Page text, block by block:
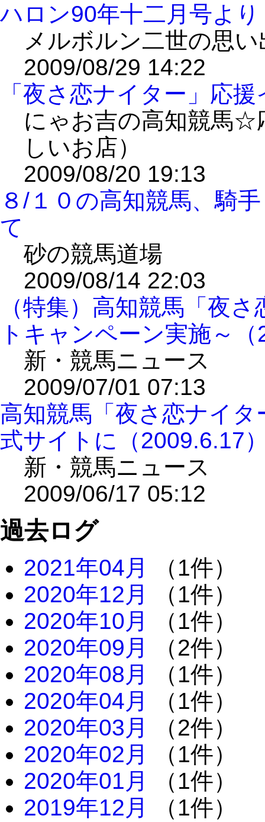
ハロン90年十二月号よ
メルボルン二世の思
2009/08/29 14:22
「夜さ恋ナイター」応
にゃお吉の高知競馬☆
しいお店）
2009/08/20 19:13
８/１０の高知競馬、騎
て
砂の競馬道場
2009/08/14 22:03
（特集）高知競馬「夜
トキャンペーン実施～
新・競馬ニュース
2009/07/01 07:13
高知競馬「夜さ恋ナイ
式サイトに（2009.6.17
新・競馬ニュース
2009/06/17 05:12
過去ログ
2021年04月
（1件）
2020年12月
（1件）
2020年10月
（1件）
2020年09月
（2件）
2020年08月
（1件）
2020年04月
（1件）
2020年03月
（2件）
2020年02月
（1件）
2020年01月
（1件）
2019年12月
（1件）